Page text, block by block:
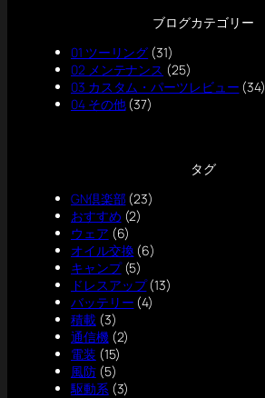
ブログカテゴリー
01 ツーリング (31)
02 メンテナンス (25)
03 カスタム・パーツレビュー (34)
04 その他(37)
タグ
GN倶楽部(23)
おすすめ (2)
ウェア (6)
オイル交換(6)
キャンプ(5)
ドレスアップ(13)
バッテリー (4)
積載(3)
通信機(2)
電装 (15)
風防(5)
駆動系 (3)